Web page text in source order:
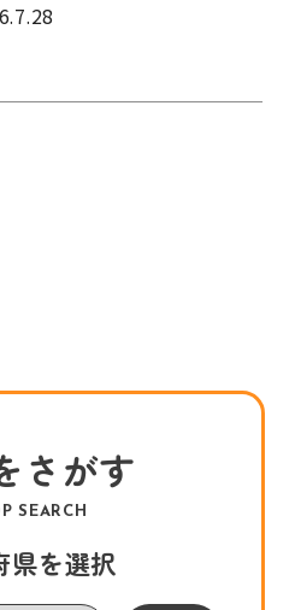
さがす
SEARCH
県を選択